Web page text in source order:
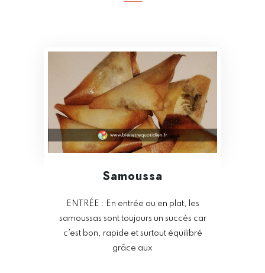
Samoussa
ENTRÉE : En entrée ou en plat, les
samoussas sont toujours un succès car
c’est bon, rapide et surtout équilibré
grâce aux